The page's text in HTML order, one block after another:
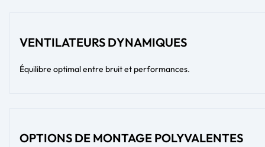
VENTILATEURS DYNAMIQUES
Équilibre optimal entre bruit et performances.
OPTIONS DE MONTAGE POLYVALENTES